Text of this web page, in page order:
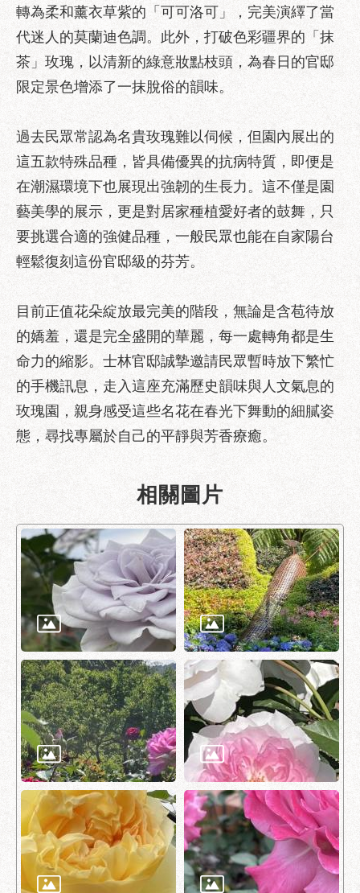
助
專
區
網
站
覽
回
首
頁
English
台
通
台
北
服
務
通
常
答
雙
語
詞
彙
陳
情
系
統
政
府
網
站
資
料
開
放
宣
轉為柔和薰衣草紫的「可可洛可」，完美演繹了當
代迷人的莫蘭迪色調。此外，打破色彩疆界的「抹
茶」玫瑰，以清新的綠意妝點枝頭，為春日的官邸
限定景色增添了一抹脫俗的韻味。
過去民眾常認為名貴玫瑰難以伺候，但園內展出的
這五款特殊品種，皆具備優異的抗病特質，即便是
在潮濕環境下也展現出強韌的生長力。這不僅是園
藝美學的展示，更是對居家種植愛好者的鼓舞，只
要挑選合適的強健品種，一般民眾也能在自家陽台
輕鬆復刻這份官邸級的芬芳。
目前正值花朵綻放最完美的階段，無論是含苞待放
的嬌羞，還是完全盛開的華麗，每一處轉角都是生
命力的縮影。士林官邸誠摯邀請民眾暫時放下繁忙
的手機訊息，走入這座充滿歷史韻味與人文氣息的
玫瑰園，親身感受這些名花在春光下舞動的細膩姿
態，尋找專屬於自己的平靜與芳香療癒。
相關圖片